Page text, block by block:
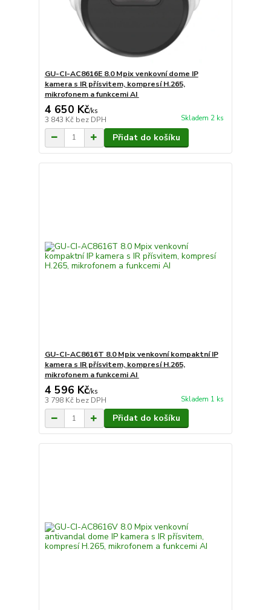
GU-CI-AC8616E 8.0 Mpix venkovní dome IP
kamera s IR přísvitem, kompresí H.265,
mikrofonem a funkcemi AI
4 650 Kč/ks
3 843 Kč bez DPH Skladem 2 ks
Přidat do košíku
GU-CI-AC8616T 8.0 Mpix venkovní kompaktní IP
kamera s IR přísvitem, kompresí H.265,
mikrofonem a funkcemi AI
4 596 Kč/ks
3 798 Kč bez DPH Skladem 1 ks
Přidat do košíku